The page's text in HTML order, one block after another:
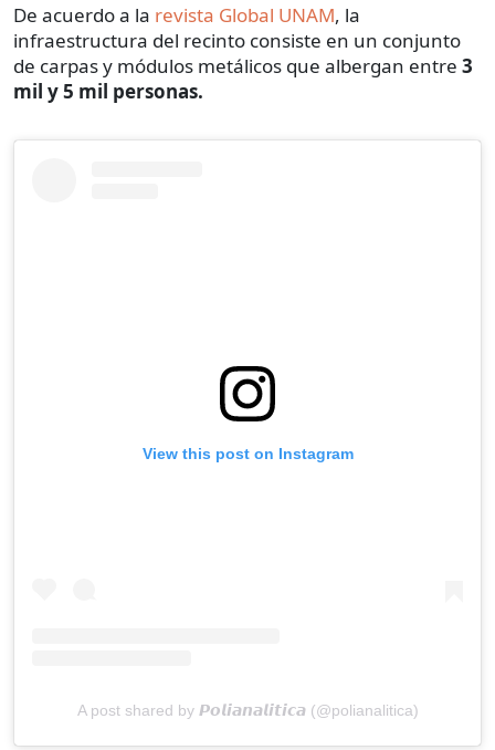
De acuerdo a la revista Global UNAM, la
infraestructura del recinto consiste en un conjunto
de carpas y módulos metálicos que albergan entre 3
mil y 5 mil personas.
View this post on Instagram
A post shared by 𝙋𝙤𝙡𝙞𝙖𝙣𝙖𝙡𝙞𝙩𝙞𝙘𝙖 (@polianalitica)